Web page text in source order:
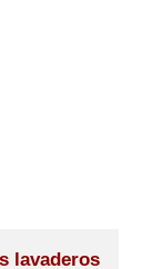
lavaderos